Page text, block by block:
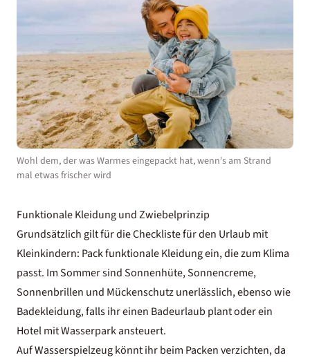
Wohl dem, der was Warmes eingepackt hat, wenn's am Strand
mal etwas frischer wird
Funktionale Kleidung und Zwiebelprinzip
Grundsätzlich gilt für die Checkliste für den Urlaub mit
Kleinkindern: Pack funktionale Kleidung ein, die zum Klima
passt. Im Sommer sind Sonnenhüte, Sonnencreme,
Sonnenbrillen und Mückenschutz unerlässlich, ebenso wie
Badekleidung, falls ihr einen Badeurlaub plant oder ein
Hotel mit Wasserpark ansteuert.
Auf Wasserspielzeug könnt ihr beim Packen verzichten, da